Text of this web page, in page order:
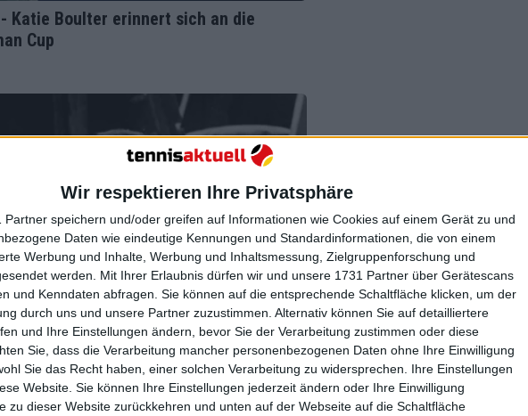
Wir respektieren Ihre Privatsphäre
Partner speichern und/oder greifen auf Informationen wie Cookies auf einem Gerät zu und
Daten wie eindeutige Kennungen und Standardinformationen, die von einem
Werbung und Inhalte, Werbung und Inhaltsmessung, Zielgruppenforschung und
werden.
Mit Ihrer Erlaubnis dürfen wir und unsere 1731 Partner über Gerätescans
und Kenndaten abfragen. Sie können auf die entsprechende Schaltfläche klicken, um der
durch uns und unsere Partner zuzustimmen. Alternativ können Sie auf detailliertere
und Ihre Einstellungen ändern, bevor Sie der Verarbeitung zustimmen oder diese
Sie, dass die Verarbeitung mancher personenbezogenen Daten ohne Ihre Einwilligung
Sie das Recht haben, einer solchen Verarbeitung zu widersprechen. Ihre Einstellungen
Website. Sie können Ihre Einstellungen jederzeit ändern oder Ihre Einwilligung
zu dieser Website zurückkehren und unten auf der Webseite auf die Schaltfläche
Katie Boulter erinnert sich an die
Cup